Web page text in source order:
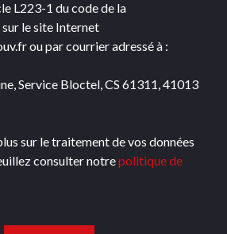
L223-1 du code de la
le site Internet
ou par courrier adressé à :
Service Bloctel, CS 61311, 41013
sur le traitement de vos données
consulter notrepolitique de